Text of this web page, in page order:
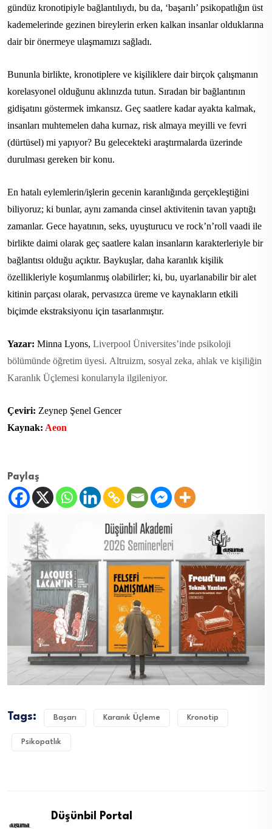
gündüz kronotipiyle bağlantılıydı, bu da, ‘başarılı’ psikopatlığın üst
kademelerinde gezinen bireylerin erken kalkan insanlar olduklarına
dair bir önermeye ulaşmamızı sağladı.
Bununla birlikte, kronotiplere ve kişiliklere dair birçok çalışmanın
korelasyonel olduğunu aklınızda tutun. Sıradan bir bağlantının
gidişatını göstermek imkansız. Geç saatlere kadar ayakta kalmak,
insanları muhtemelen daha kurnaz, risk almaya meyilli ve fevri
(dürtüsel) mi yapıyor? Bu gelecekteki araştırmalarda üzerinde
durulması gereken bir konu.
En hatalı eylemlerin/işlerin gecenin karanlığında gerçekleştiğini
biliyoruz; ki bunlar, aynı zamanda cinsel aktivitenin tavan yaptığı
zamanlar. Gece hayatının, seks, uyuşturucu ve rock’n’roll vaadi ile
birlikte daimi olarak geç saatlere kalan insanların karakterleriyle bir
bağlantısı olduğu açıktır. Baykuşlar, daha karanlık kişilik
özellikleriyle koşumlanmış olabilirler; ki, bu, uyarlanabilir bir alet
kitinin parçası olarak, pervasızca üreme ve kaynakların etkili
biçimde ekstraksiyonu için tasarlanmıştır.
Yazar: Minna Lyons, Liverpool Üniversites’inde psikoloji
bölümünde öğretim üyesi. Altruizm, sosyal zeka, ahlak ve kişiliğin
Karanlık Üçlemesi konularıyla ilgileniyor.
Çeviri: Zeynep Şenel Gencer
Kaynak: Aeon
Paylaş
Tags: Başarı Karanık Üçleme Kronotip
Psikopatlık
Düşünbil Portal